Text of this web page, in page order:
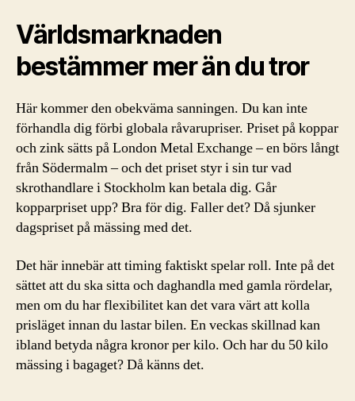
Världsmarknaden
bestämmer mer än du tror
Här kommer den obekväma sanningen. Du kan inte
förhandla dig förbi globala råvarupriser. Priset på koppar
och zink sätts på London Metal Exchange – en börs långt
från Södermalm – och det priset styr i sin tur vad
skrothandlare i Stockholm kan betala dig. Går
kopparpriset upp? Bra för dig. Faller det? Då sjunker
dagspriset på mässing med det.
Det här innebär att timing faktiskt spelar roll. Inte på det
sättet att du ska sitta och daghandla med gamla rördelar,
men om du har flexibilitet kan det vara värt att kolla
prisläget innan du lastar bilen. En veckas skillnad kan
ibland betyda några kronor per kilo. Och har du 50 kilo
mässing i bagaget? Då känns det.